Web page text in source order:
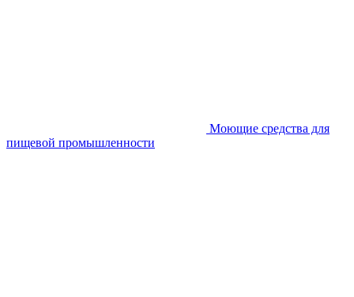
Моющие средства для
пищевой промышленности